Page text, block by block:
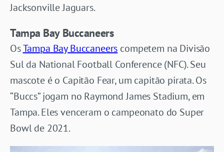
Jacksonville Jaguars.
Tampa Bay Buccaneers
OsTampa Bay Buccaneers competem na Divisão
Sul da National Football Conference (NFC). Seu
mascote é o Capitão Fear, um capitão pirata. Os
“Buccs” jogam no Raymond James Stadium, em
Tampa. Eles venceram o campeonato do Super
Bowl de 2021.